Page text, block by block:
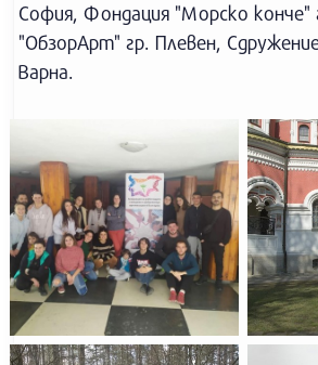
София, Фондация "Морско конче"
"ОбзорАрт" гр. Плевен, Сдружение
Варна.